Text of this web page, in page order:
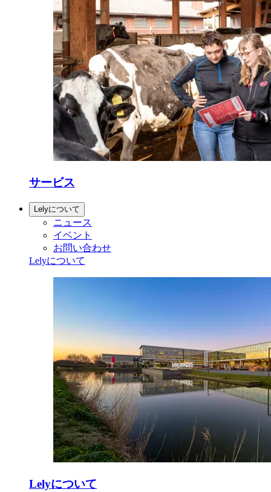
サービス
Lelyについて
ニュース
イベント
お問い合わせ
Lelyについて
Lelyについて